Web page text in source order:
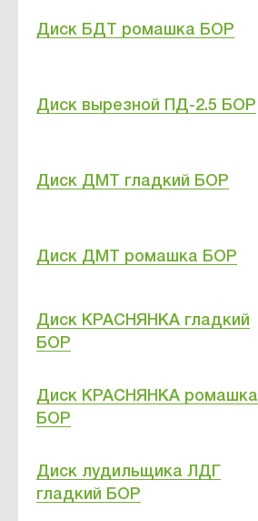
Диск БДТ ромашка БОР
Диск вырезной ПД-2.5 БОР
Диск ДМТ гладкий БОР
Диск ДМТ ромашка БОР
Диск КРАСНЯНКА гладкий
БОР
Диск КРАСНЯНКА ромашка
БОР
Диск лудильщика ЛДГ
гладкий БОР